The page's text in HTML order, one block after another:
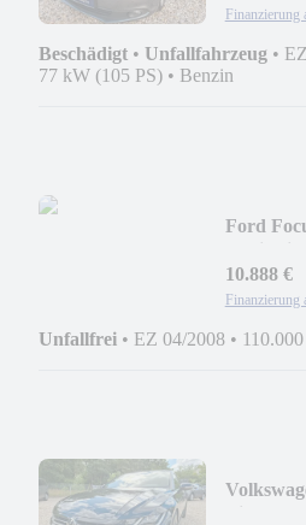
Finanzierung
Beschädigt • Unfallfahrzeug •
77 kW (105 PS) • Benzin
Ford
10.888 €
Finanzierung
Unfallfrei • EZ 04/2008 •